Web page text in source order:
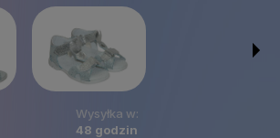
Wysyłka w:
48 godzin